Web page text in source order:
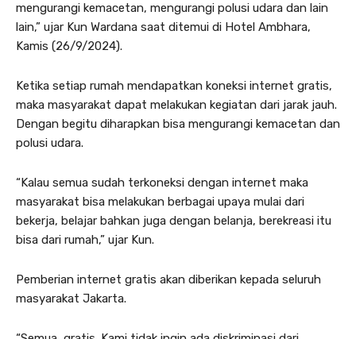
mengurangi kemacetan, mengurangi polusi udara dan lain
lain,” ujar Kun Wardana saat ditemui di Hotel Ambhara,
Kamis (26/9/2024).
Ketika setiap rumah mendapatkan koneksi internet gratis,
maka masyarakat dapat melakukan kegiatan dari jarak jauh.
Dengan begitu diharapkan bisa mengurangi kemacetan dan
polusi udara.
“Kalau semua sudah terkoneksi dengan internet maka
masyarakat bisa melakukan berbagai upaya mulai dari
bekerja, belajar bahkan juga dengan belanja, berekreasi itu
bisa dari rumah,” ujar Kun.
Pemberian internet gratis akan diberikan kepada seluruh
masyarakat Jakarta.